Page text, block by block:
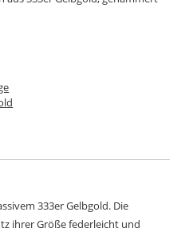
333er Gelbgold. Die
ihrer Größe federleicht und